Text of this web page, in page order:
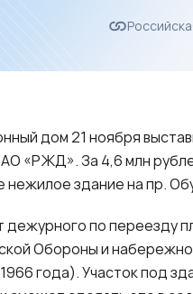
дом 21 ноября
«РЖД». За 4,6 млн
здание на пр.
по переезду
Обороны и
года). Участок под